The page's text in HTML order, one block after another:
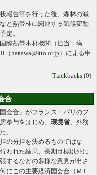
報告等を行った後、森林の減
ど熱帯林に関連する気候変動
定。
際熱帯木材機関（担当：塙
hanawa@itto.or.jp）による申
Trackbacks (0)
合
会合」がフランス・パリのフ
参与をはじめ、 環境省、外務
。
の分担を決めるものではな
われた結果、長期目標以外に
するなどの多様な意見が出さ
にこの主要経済国会合（ＭＥ